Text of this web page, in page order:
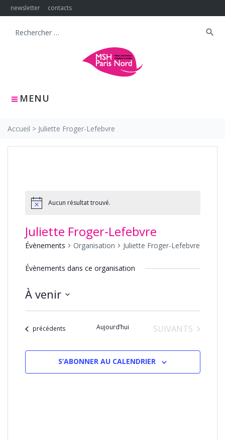
Skip
to
newsletter contacts
MENU
Search
search
Accueil > Juliette Froger-Lefebvre
Aucun résultat trouvé.
Juliette Froger-Lefebvre
Évènements Organisation Juliette Froger-Lefebvre
Évènements dans ce organisation
À venir
date.Évènements
précédents Aujourd’hui ÉVÈNEMENTS
SUIVANTS
S’ABONNER AU CALENDRIER